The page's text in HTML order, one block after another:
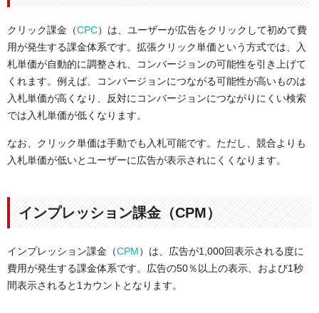
クリック課金（CPC）は、ユーザーが広告をクリックして初めて費
用が発生する課金体系です。拡張クリック単価という方式では、入
札単価が自動的に調整され、コンバージョンの可能性を引き上げて
くれます。例えば、コンバージョンにつながる可能性が高いものは
入札単価が高くなり、反対にコンバージョンにつながりにくい検索
では入札単価が低くなります。
なお、クリック単価は手動でも入札可能です。ただし、競合よりも
入札単価が低いとユーザーに広告が表示されにくくなります。
インプレッション課金（CPM）
インプレッション課金（CPM）は、広告が1,000回表示される度に
費用が発生する課金体系です。広告の50％以上の表示、および1秒
間表示されると1カウントとなります。